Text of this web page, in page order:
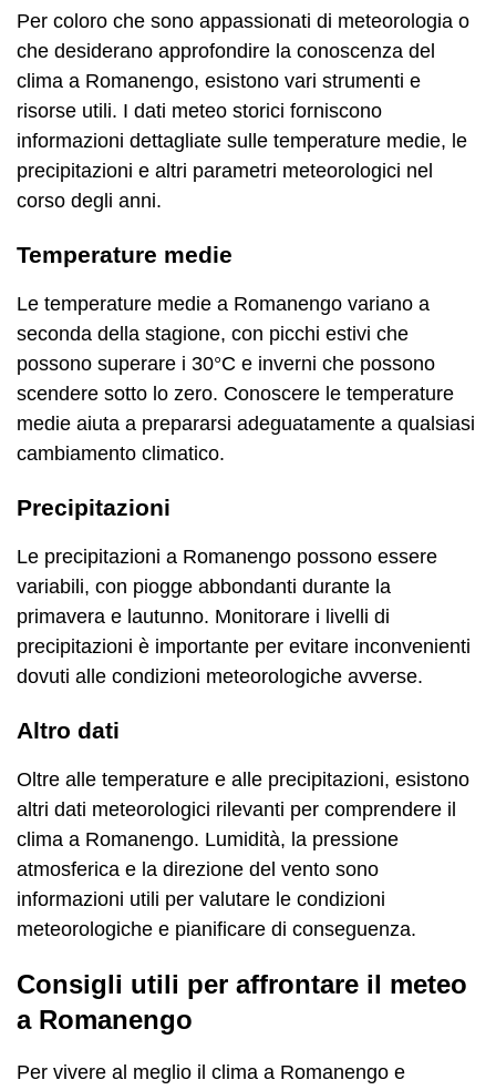
Per coloro che sono appassionati di meteorologia o
che desiderano approfondire la conoscenza del
clima a Romanengo, esistono vari strumenti e
risorse utili. I dati meteo storici forniscono
informazioni dettagliate sulle temperature medie, le
precipitazioni e altri parametri meteorologici nel
corso degli anni.
Temperature medie
Le temperature medie a Romanengo variano a
seconda della stagione, con picchi estivi che
possono superare i 30°C e inverni che possono
scendere sotto lo zero. Conoscere le temperature
medie aiuta a prepararsi adeguatamente a qualsiasi
cambiamento climatico.
Precipitazioni
Le precipitazioni a Romanengo possono essere
variabili, con piogge abbondanti durante la
primavera e lautunno. Monitorare i livelli di
precipitazioni è importante per evitare inconvenienti
dovuti alle condizioni meteorologiche avverse.
Altro dati
Oltre alle temperature e alle precipitazioni, esistono
altri dati meteorologici rilevanti per comprendere il
clima a Romanengo. Lumidità, la pressione
atmosferica e la direzione del vento sono
informazioni utili per valutare le condizioni
meteorologiche e pianificare di conseguenza.
Consigli utili per affrontare il meteo
a Romanengo
Per vivere al meglio il clima a Romanengo e